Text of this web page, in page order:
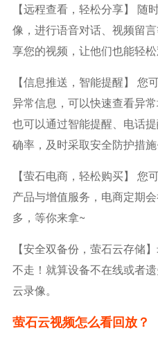
【远程查看，轻松分享】 随
像，进行语音对话、视频留
享您的视频，让他们也能轻
【信息推送，智能提醒】 您
异常信息，可以快速查看异
也可以通过智能提醒、电话
确率，及时采取安全防护措
【萤石电商，轻松购买】 您
产品与增值服务，电商定期
多，等你来拿~
【安全双备份，萤石云存储
不走！就算设备不在线或者
云录像。
萤石云视频怎么看回放？